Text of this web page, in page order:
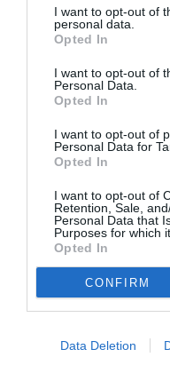
I want to opt-out of
personal data.
Opted In
I want to opt-out of
Personal Data.
Opted In
I want to opt-out of
Personal Data for
Opted In
I want to opt-out of
Retention, Sale,
Personal Data that
Purposes for which
Opted In
CONFIRM
Data Deletion
Facebook